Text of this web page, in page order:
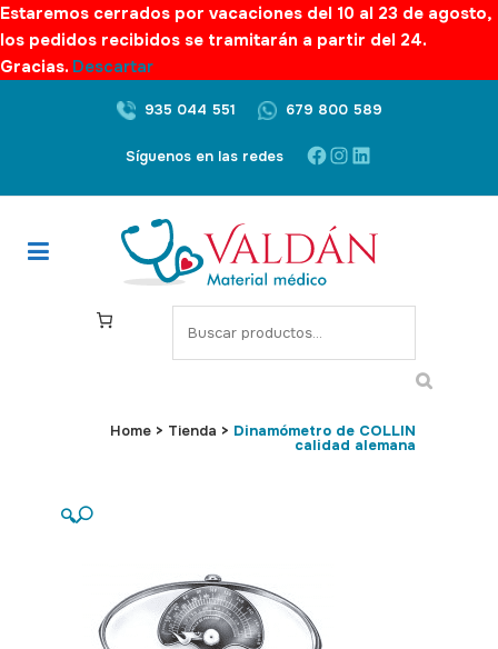
Estaremos cerrados por vacaciones del 10 al 23 de agosto,
los pedidos recibidos se tramitarán a partir del 24.
Gracias. Descartar
935 044 551 679 800 589
Síguenos en las redes Facebook
Instagram
LinkedIn
S
e
c
Home > Tienda > Dinamómetro de COLLIN
calidad alemana
🔍